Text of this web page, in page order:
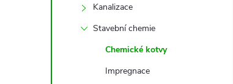
Kanalizace
Stavební chemie
Chemické kotvy
Impregnace